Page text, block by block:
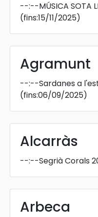
--:--MÚSICA SOTA
(fins:15/11/2025)
Agramunt
--:--Sardanes a
(fins:06/09/2025)
Alcarràs
--:--Segrià Corals
Arbeca